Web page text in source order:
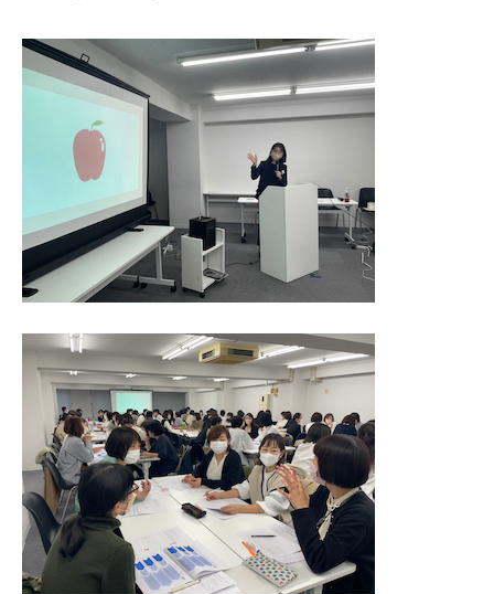
ABOUT CYS schoolについて
LOCATION
MESSAGE 私たちの想い